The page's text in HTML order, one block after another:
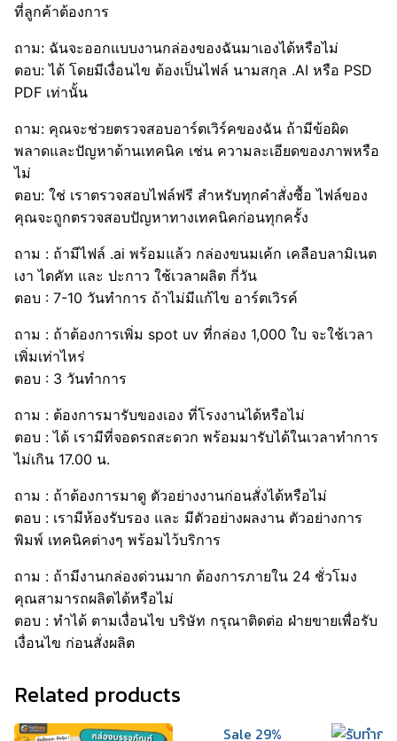
ที่ลูกค้าต้องการ
ถาม: ฉันจะออกแบบงานกล่องของฉันมาเองได้หรือไม่
ตอบ: ได้ โดยมีเงื่อนไข ต้องเป็นไฟล์ นามสกุล .AI หรือ PSD
PDF เท่านั้น
ถาม: คุณจะช่วยตรวจสอบอาร์ตเวิร์คของฉัน ถ้ามีข้อผิด
พลาดและปัญหาด้านเทคนิค เช่น ความละเอียดของภาพหรือ
ไม่
ตอบ: ใช่ เราตรวจสอบไฟล์ฟรี สำหรับทุกคำสั่งซื้อ ไฟล์ของ
คุณจะถูกตรวจสอบปัญหาทางเทคนิคก่อนทุกครั้ง
ถาม : ถ้ามีไฟล์ .ai พร้อมแล้ว กล่องขนมเค้ก เคลือบลามิเนต
เงา ไดคัท และ ปะกาว ใช้เวลาผลิต กี่วัน
ตอบ : 7-10 วันทำการ ถ้าไม่มีแก้ไข อาร์ตเวิรค์
ถาม : ถ้าต้องการเพิ่ม spot uv ที่กล่อง 1,000 ใบ จะใช้เวลา
เพิ่มเท่าไหร่
ตอบ : 3 วันทำการ
ถาม : ต้องการมารับของเอง ที่โรงงานได้หรือไม่
ตอบ : ได้ เรามีที่จอดรถสะดวก พร้อมมารับได้ในเวลาทำการ
ไม่เกิน 17.00 น.
ถาม : ถ้าต้องการมาดู ตัวอย่างงานก่อนสั่งได้หรือไม่
ตอบ : เรามีห้องรับรอง และ มีตัวอย่างผลงาน ตัวอย่างการ
พิมพ์ เทคนิคต่างๆ พร้อมไว้บริการ
ถาม : ถ้ามีงานกล่องด่วนมาก ต้องการภายใน 24 ชั่วโมง
คุณสามารถผลิตได้หรือไม่
ตอบ : ทำได้ ตามเงื่อนไข บริษัท กรุณาติดต่อ ฝ่ายขายเพื่อรับ
เงื่อนไข ก่อนสั่งผลิต
Related products
Sale 29%